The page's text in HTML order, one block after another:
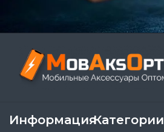
ИнформацияКатегории